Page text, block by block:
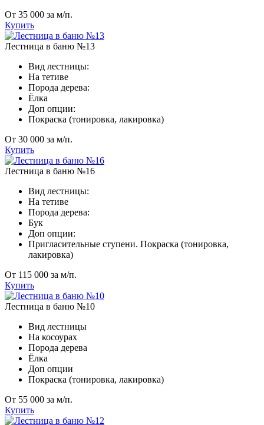
От 35 000 за м/п.
Купить
Лестница в баню №13
Вид лестницы:
На тетиве
Порода дерева:
Ёлка
Доп опции:
Покраска (тонировка, лакировка)
От 30 000 за м/п.
Купить
Лестница в баню №16
Вид лестницы:
На тетиве
Порода дерева:
Бук
Доп опции:
Пригласительные ступени. Покраска (тонировка,
лакировка)
От 115 000 за м/п.
Купить
Лестница в баню №10
Вид лестницы
На косоурах
Порода дерева
Ёлка
Доп опции
Покраска (тонировка, лакировка)
⁠От 55 000 за м/п.
Купить